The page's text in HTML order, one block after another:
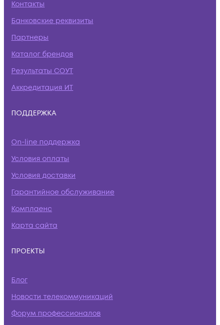
Контакты
Банковские реквизиты
Партнеры
Каталог брендов
Результаты СОУТ
Аккредитация ИТ
ПОДДЕРЖКА
On-line поддержка
Условия оплаты
Условия доставки
Гарантийное обслуживание
Комплаенс
Карта сайта
ПРОЕКТЫ
Блог
Новости телекоммуникаций
Форум профессионалов